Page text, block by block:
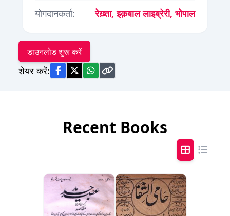
योगदानकर्ता:
रेख़्ता, इक़बाल लाइब्रेरी, भोपाल
डाउनलोड शुरू करें
शेयर करें:
Recent Books